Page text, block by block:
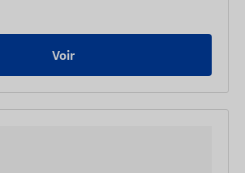
Voir